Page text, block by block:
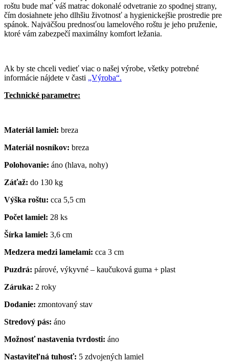
roštu bude mať váš matrac dokonalé odvetranie zo spodnej strany,
čím dosiahnete jeho dlhšiu životnosť a hygienickejšie prostredie pre
spánok. Najväčšou prednosťou lamelového roštu je jeho pruženie,
ktoré vám zabezpečí maximálny komfort ležania.
Ak by ste chceli vedieť viac o našej výrobe, všetky potrebné
informácie nájdete v časti „Výroba“.
Technické parametre:
Materiál lamiel: breza
Materiál nosníkov: breza
Polohovanie: áno (hlava, nohy)
Záťaž: do 130 kg
Výška roštu: cca 5,5 cm
Počet lamiel: 28 ks
Šírka lamiel: 3,6 cm
Medzera medzi lamelami: cca 3 cm
Puzdrá: párové, výkyvné – kaučuková guma + plast
Záruka: 2 roky
Dodanie: zmontovaný stav
Stredový pás: áno
Možnosť nastavenia tvrdosti: áno
Nastaviteľná tuhosť: 5 zdvojených lamiel